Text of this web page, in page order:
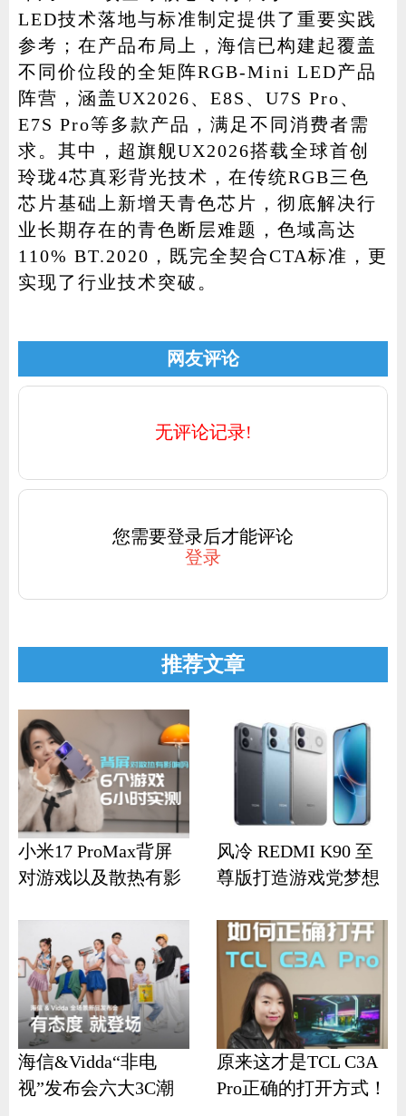
LED技术落地与标准制定提供了重要实践
参考；在产品布局上，海信已构建起覆盖
不同价位段的全矩阵RGB-Mini LED产品
阵营，涵盖UX2026、E8S、U7S Pro、
E7S Pro等多款产品，满足不同消费者需
求。其中，超旗舰UX2026搭载全球首创
玲珑4芯真彩背光技术，在传统RGB三色
芯片基础上新增天青色芯片，彻底解决行
业长期存在的青色断层难题，色域高达
110% BT.2020，既完全契合CTA标准，更
实现了行业技术突破。
网友评论
无评论记录!
您需要登录后才能评论
登录
推荐文章
小米17 ProMax背屏
对游戏以及散热有影
风冷 REDMI K90 至
尊版打造游戏党梦想
海信&Vidda“非电
视”发布会六大3C潮
原来这才是TCL C3A
Pro正确的打开方式！